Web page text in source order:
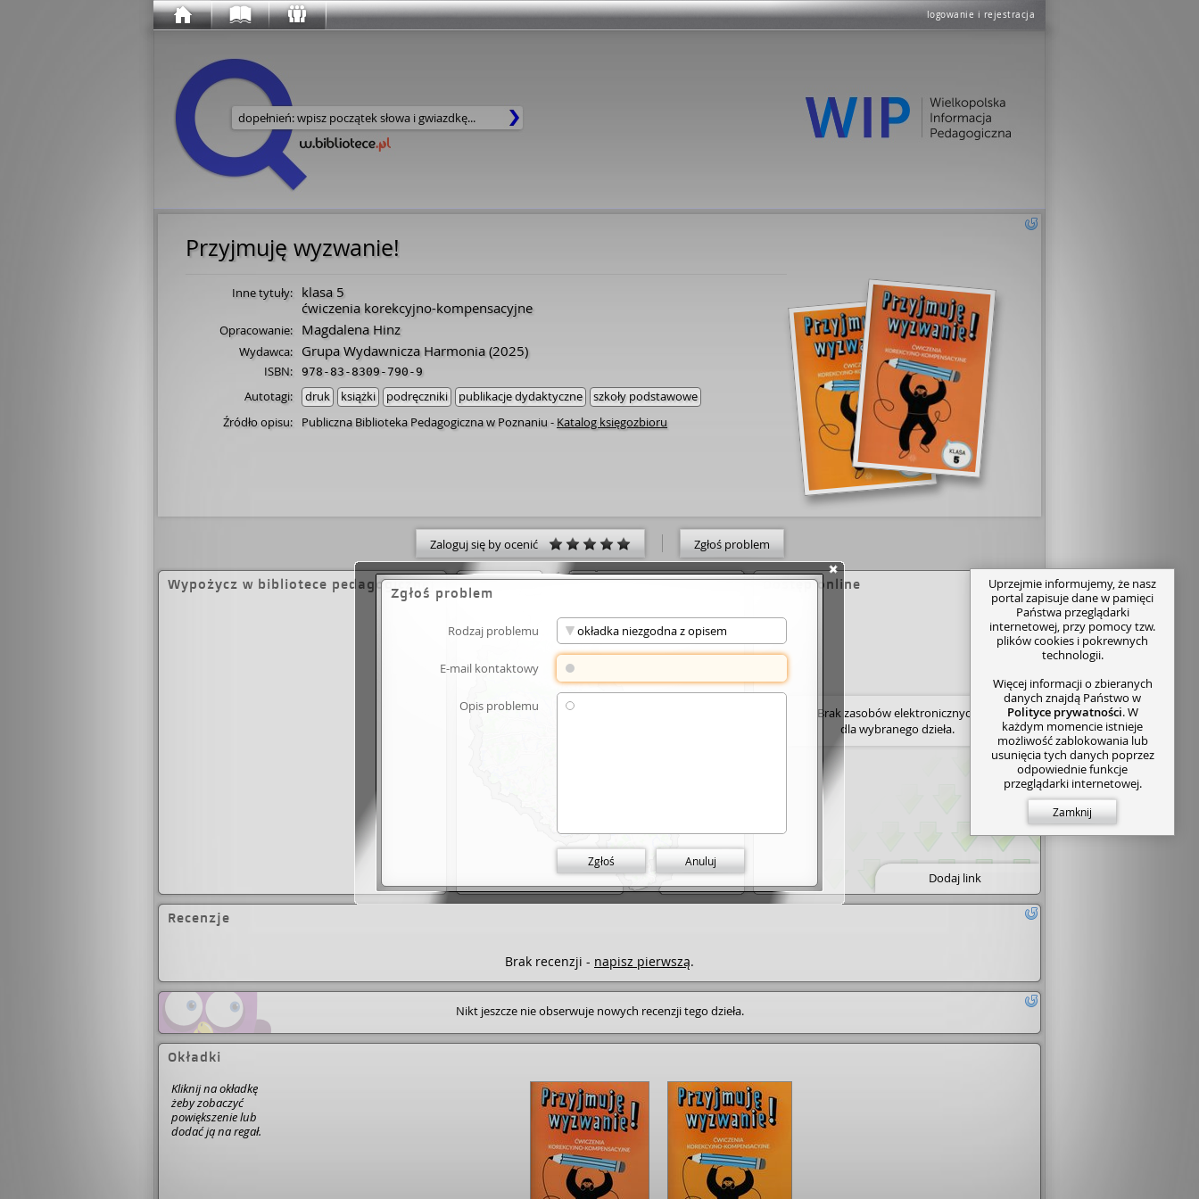
logowanie i rejestracja
Wyszukaj w serwisie
Przyjmuję wyzwanie!
Inne tytuły:
klasa 5
ćwiczenia korekcyjno-kompensacyjne
Opracowanie: Magdalena Hinz
Wydawca: Grupa Wydawnicza Harmonia(2025)
ISBN: 978-83-8309-790-9
Autotagi: druk książki podręczniki publikacje dydaktyczne
szkoły podstawowe
Źródło opisu:
Publiczna Biblioteka Pedagogiczna w Poznaniu - Katalog księgozbioru
Zaloguj się by ocenić Zgłoś problem
Wypożycz w bibliotece pedagogicznej Dostęp online
Brak zasobów elektronicznych
dla wybranego dzieła.
Dodaj link
Recenzje
Brak recenzji - napisz pierwszą.
Nikt jeszcze nie obserwuje nowych recenzji tego dzieła.
Okładki
Kliknij na okładkę
żeby zobaczyć
powiększenie lub
dodać ją na regał.
Zgłoś problem
Rodzaj problemu
E-mail kontaktowy
Opis problemu
Zgłoś Anuluj
Uprzejmie informujemy, że nasz
portal zapisuje dane w pamięci
Państwa przeglądarki
internetowej, przy pomocy tzw.
plików cookies i pokrewnych
technologii.
Więcej informacji o zbieranych
danych znajdą Państwo w
Polityce prywatności. W
każdym momencie istnieje
możliwość zablokowania lub
usunięcia tych danych poprzez
odpowiednie funkcje
przeglądarki internetowej.
Zamknij